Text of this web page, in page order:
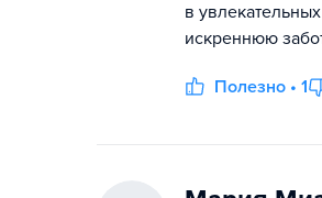
в
искреннюю
Полезно • 1